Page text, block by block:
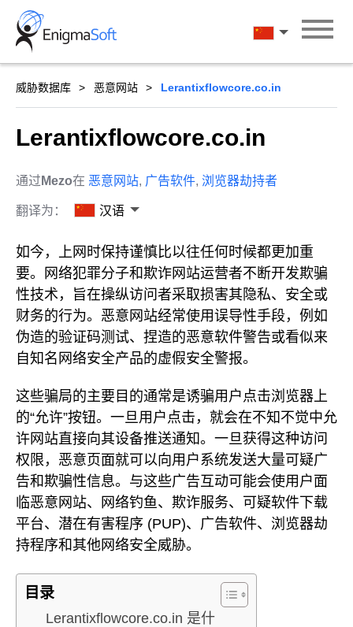
Skip
content
汉语
威胁数据库 恶意网站 Lerantixflowcore.co.in
Lerantixflowcore.co.in
通过 Mezo在 恶意网站, 广告软件, 浏览器劫持者
翻译为： 汉语
如今，上网时保持谨慎比以往任何时候都更加重
要。网络犯罪分子和欺诈网站运营者不断开发欺骗
性技术，旨在操纵访问者采取损害其隐私、安全或
财务的行为。恶意网站经常使用误导性手段，例如
伪造的验证码测试、捏造的恶意软件警告或看似来
自知名网络安全产品的虚假安全警报。
这些骗局的主要目的通常是诱骗用户点击浏览器上
的“允许”按钮。一旦用户点击，就会在不知不觉中允
许网站直接向其设备推送通知。一旦获得这种访问
权限，恶意页面就可以向用户系统发送大量可疑广
告和欺骗性信息。与这些广告互动可能会使用户面
临恶意网站、网络钓鱼、欺诈服务、可疑软件下载
平台、潜在有害程序 (PUP)、广告软件、浏览器劫
持程序和其他网络安全威胁。
目录
Lerantixflowcore.co.in 是什